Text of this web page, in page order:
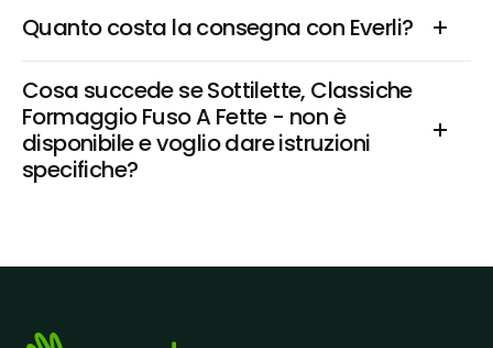
Quanto costa la consegna con Everli?
Cosa succede se Sottilette, Classiche
Formaggio Fuso A Fette - non è
disponibile e voglio dare istruzioni
specifiche?